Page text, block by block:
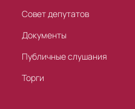
Совет депутатов
Документы
Публичные слушания
Торги